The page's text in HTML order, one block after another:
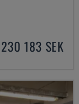
230 183 SEK